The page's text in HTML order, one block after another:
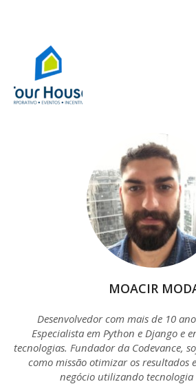
MOACIR
Desenvolvedor com mais de 10
Especialista em Python e Django e
tecnologias. Fundador da Codevance,
como missão otimizar os resultados
negócio utilizando tecnologia